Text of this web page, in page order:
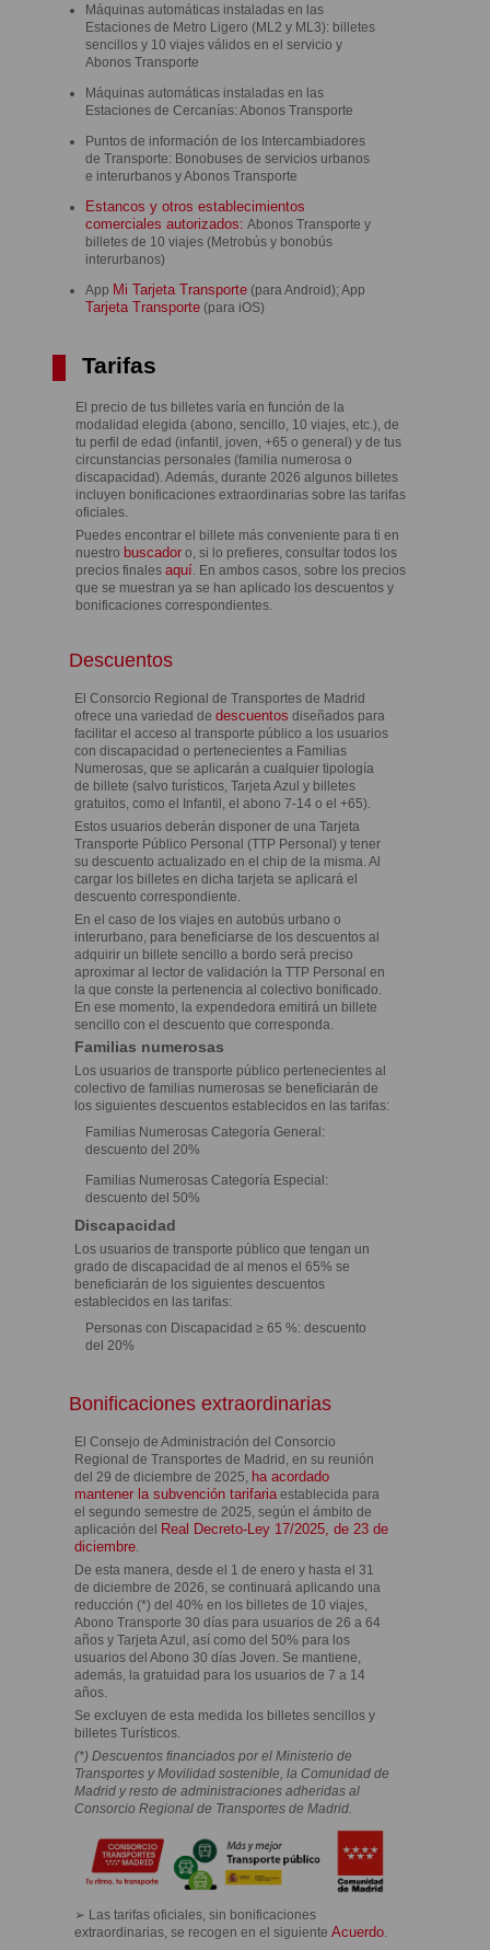
Máquinas automáticas instaladas en las
Estaciones de Metro Ligero (ML2 y ML3): billetes
sencillos y 10 viajes válidos en el servicio y
Abonos Transporte
Máquinas automáticas instaladas en las
Estaciones de Cercanías: Abonos Transporte
Puntos de información de los Intercambiadores
de Transporte: Bonobuses de servicios urbanos
e interurbanos y Abonos Transporte
Estancos y otros establecimientos
comerciales autorizados: Abonos Transporte y
billetes de 10 viajes (Metrobús y bonobús
interurbanos)
App Mi Tarjeta Transporte (para Android); App
Tarjeta Transporte (para iOS)
Tarifas
El precio de tus billetes varía en función de la
modalidad elegida (abono, sencillo, 10 viajes, etc.), de
tu perfil de edad (infantil, joven, +65 o general) y de tus
circunstancias personales (familia numerosa o
discapacidad). Además, durante 2026 algunos billetes
incluyen bonificaciones extraordinarias sobre las tarifas
oficiales.
Puedes encontrar el billete más conveniente para ti en
nuestro buscador o, si lo prefieres, consultar todos los
precios finalesaquí. En ambos casos, sobre los precios
que se muestran ya se han aplicado los descuentos y
bonificaciones correspondientes.
Descuentos
El Consorcio Regional de Transportes de Madrid
ofrece una variedad dedescuentos diseñados para
facilitar el acceso al transporte público a los usuarios
con discapacidad o pertenecientes a Familias
Numerosas, que se aplicarán a cualquier tipología
de billete (salvo turísticos, Tarjeta Azul y billetes
gratuitos, como el Infantil, el abono 7-14 o el +65).
Estos usuarios deberán disponer de una Tarjeta
Transporte Público Personal (TTP Personal) y tener
su descuento actualizado en el chip de la misma. Al
cargar los billetes en dicha tarjeta se aplicará el
descuento correspondiente.
En el caso de los viajes en autobús urbano o
interurbano, para beneficiarse de los descuentos al
adquirir un billete sencillo a bordo será preciso
aproximar al lector de validación la TTP Personal en
la que conste la pertenencia al colectivo bonificado.
En ese momento, la expendedora emitirá un billete
sencillo con el descuento que corresponda.
Familias numerosas
Los usuarios de transporte público pertenecientes al
colectivo de familias numerosas se beneficiarán de
los siguientes descuentos establecidos en las tarifas:
Familias Numerosas Categoría General:
descuento del 20%
Familias Numerosas Categoría Especial:
descuento del 50%
Discapacidad
Los usuarios de transporte público que tengan un
grado de discapacidad de al menos el 65% se
beneficiarán de los siguientes descuentos
establecidos en las tarifas:
Personas con Discapacidad ≥ 65 %: descuento
del 20%
Bonificaciones extraordinarias
El Consejo de Administración del Consorcio
Regional de Transportes de Madrid, en su reunión
del 29 de diciembre de 2025, ha acordado
mantener la subvención tarifaria establecida para
el segundo semestre de 2025, según el ámbito de
aplicación del Real Decreto-Ley 17/2025, de 23 de
diciembre
De esta manera, desde el 1 de enero y hasta el 31
de diciembre de 2026, se continuará aplicando una
reducción (*) del 40% en los billetes de 10 viajes,
Abono Transporte 30 días para usuarios de 26 a 64
años y Tarjeta Azul, así como del 50% para los
usuarios del Abono 30 días Joven. Se mantiene,
además, la gratuidad para los usuarios de 7 a 14
años.
Se excluyen de esta medida los billetes sencillos y
billetes Turísticos.
(*) Descuentos financiados por el Ministerio de
Transportes y Movilidad sostenible, la Comunidad de
Madrid y resto de administraciones adheridas al
Consorcio Regional de Transportes de Madrid.
➢ Las tarifas oficiales, sin bonificaciones
extraordinarias, se recogen en el siguienteAcuerdo.